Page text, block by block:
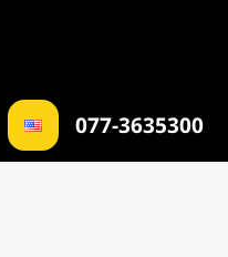
077-3635300